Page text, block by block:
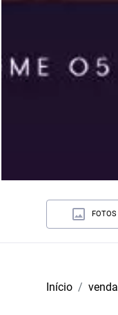
FOTOS
Início venda